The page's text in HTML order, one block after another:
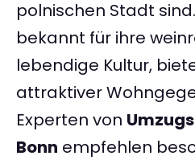
polnischen Stadt
bekannt für ihre
lebendige Kultur,
attraktiver
Experten von
Bonn empfehlen